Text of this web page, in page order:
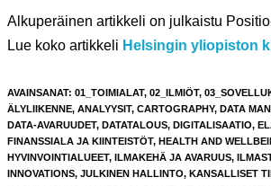
Alkuperäinen artikkeli on julkaistu
Lue koko artikkeli Helsingin yliopiston
AVAINSANAT: 01_TOIMIALAT, 02_ILMIÖT,
ÄLYLIIKENNE, ANALYYSIT, CARTOGRAPHY, DATA
DATA-AVARUUDET, DATATALOUS, DIGITALISAATIO,
FINANSSIALA JA KIINTEISTÖT, HEALTH AND
HYVINVOINTIALUEET, ILMAKEHÄ JA AVARUUS,
INNOVATIONS, JULKINEN HALLINTO, KANSALLISET